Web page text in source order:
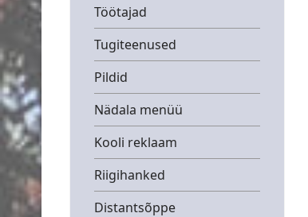
Töötajad
Tugiteenused
Pildid
Nädala menüü
Kooli reklaam
Riigihanked
Distantsõppe